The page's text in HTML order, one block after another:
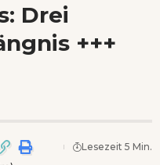
Drei
+++
Lesezeit 5 Min.